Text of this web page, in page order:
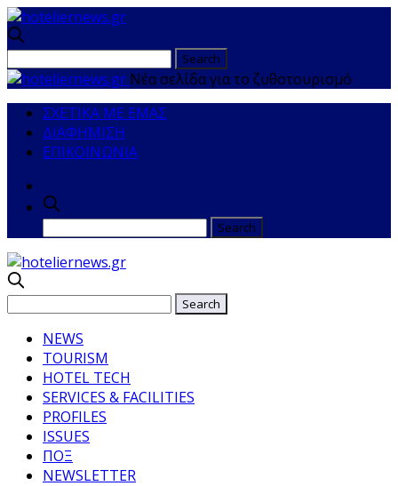
Νέα σελίδα για το ζυθοτουρισμό
ΣΧΕΤΙΚΑ ΜΕ ΕΜΑΣ
ΔΙΑΦΗΜΙΣΗ
ΕΠΙΚΟΙΝΩΝΙΑ
NEWS
TOURISM
HOTEL TECH
SERVICES & FACILITIES
PROFILES
ISSUES
ΠΟΞ
NEWSLETTER